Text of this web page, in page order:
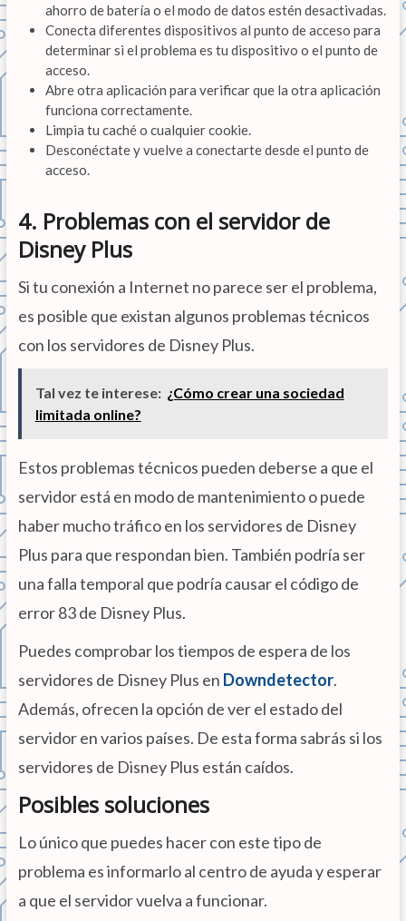
ahorro de batería o el modo de datos estén desactivadas.
Conecta diferentes dispositivos al punto de acceso para
determinar si el problema es tu dispositivo o el punto de
acceso.
Abre otra aplicación para verificar que la otra aplicación
funciona correctamente.
Limpia tu caché o cualquier cookie.
Desconéctate y vuelve a conectarte desde el punto de
acceso.
4. Problemas con el servidor de
Disney Plus
Si tu conexión a Internet no parece ser el problema,
es posible que existan algunos problemas técnicos
con los servidores de Disney Plus.
Tal vez te interese: ¿Cómo crear una sociedad
limitada online?
Estos problemas técnicos pueden deberse a que el
servidor está en modo de mantenimiento o puede
haber mucho tráfico en los servidores de Disney
Plus para que respondan bien. También podría ser
una falla temporal que podría causar el código de
error 83 de Disney Plus.
Puedes comprobar los tiempos de espera de los
servidores de Disney Plus en Downdetector.
Además, ofrecen la opción de ver el estado del
servidor en varios países. De esta forma sabrás si los
servidores de Disney Plus están caídos.
Posibles soluciones
Lo único que puedes hacer con este tipo de
problema es informarlo al centro de ayuda y esperar
a que el servidor vuelva a funcionar.